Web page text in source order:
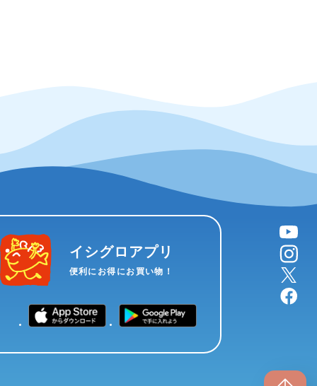
イシグロアプリ
便利にお得にお買い物！
YouTube
instagram
X
facebook